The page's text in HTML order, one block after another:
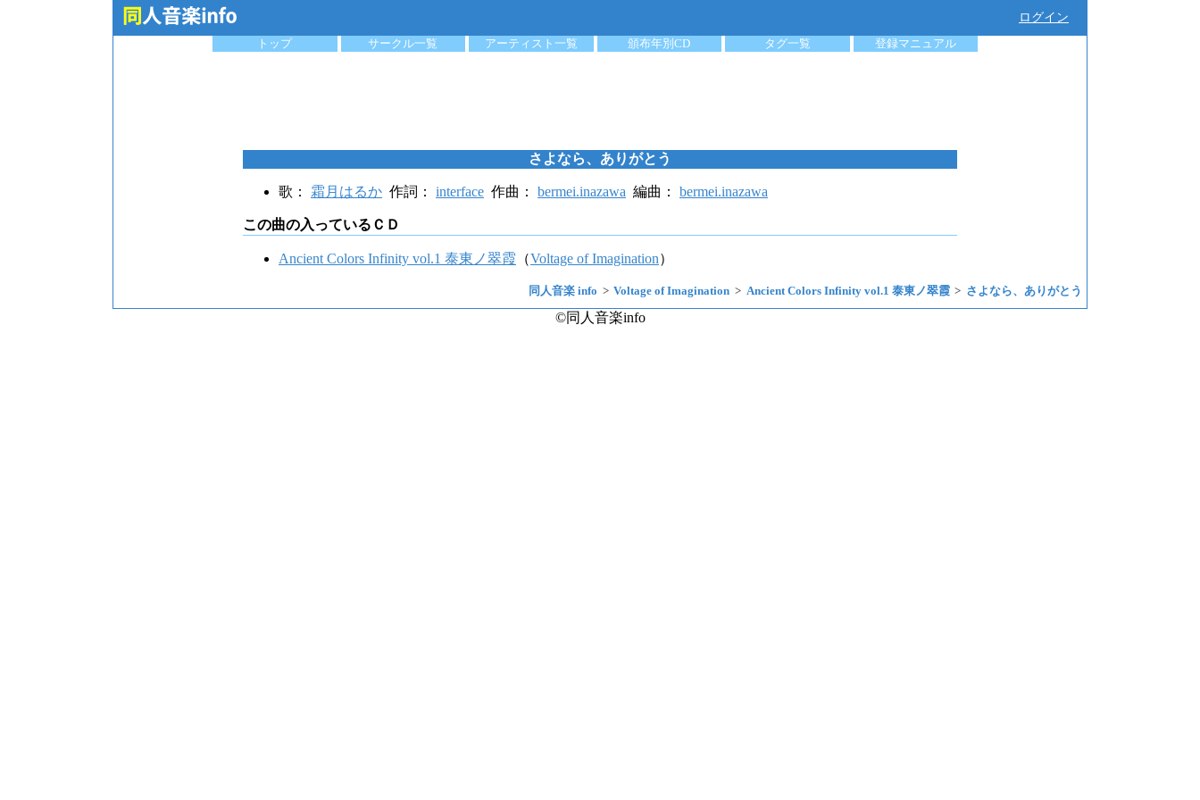
ログイン
トップ
サークル一覧 アーティスト一覧 頒布年別CD タグ一覧 登録マニュアル
さよなら、ありがとう
歌： 霜月はるか 作詞： interface 作曲： bermei.inazawa 編曲： bermei.inazawa
この曲の入っているＣＤ
Ancient Colors Infinity vol.1 泰東ノ翠霞 （Voltage of Imagination）
同人音楽 info Voltage of Imagination Ancient Colors Infinity vol.1 泰東ノ翠霞 さよなら、ありがとう
©同人音楽info